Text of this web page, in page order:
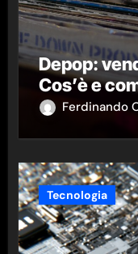
Depop:
Cos’è e
Ferdinando
Tecnologia